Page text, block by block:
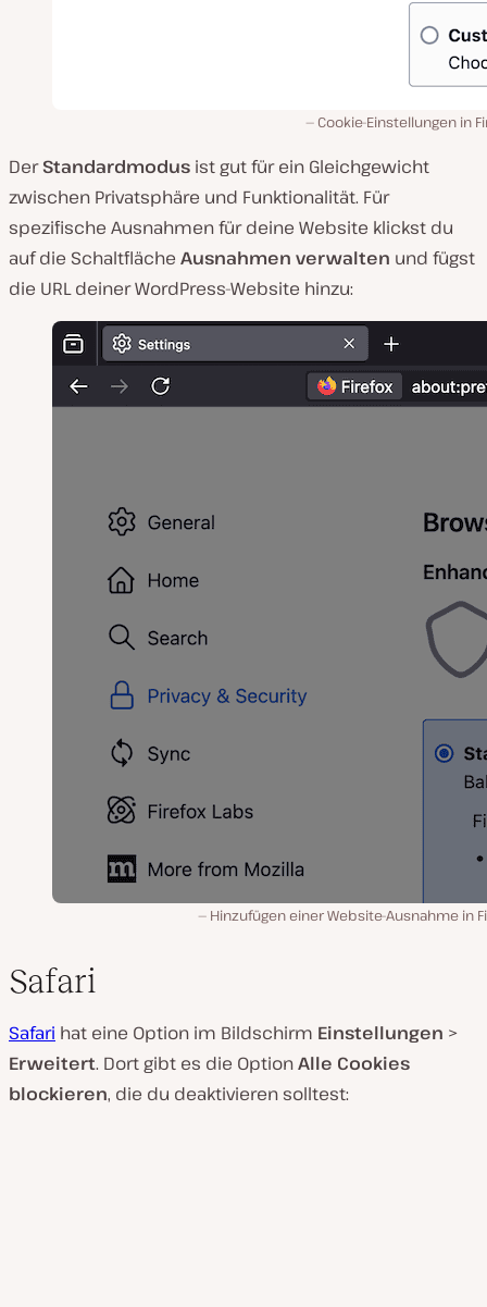
Cookie-Einstellungen in
DerStandardmodus ist gut für ein Gleichgewicht
zwischen Privatsphäre und Funktionalität. Für
spezifische Ausnahmen für deine Website klickst du
auf die Schaltfläche Ausnahmen verwalten und fügst
die URL deiner WordPress-Website hinzu:
Hinzufügen einer Website-Ausnahme in
Safari
Safari hat eine Option im Bildschirm Einstellungen >
Erweitert. Dort gibt es die OptionAlle Cookies
blockieren, die du deaktivieren solltest: